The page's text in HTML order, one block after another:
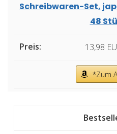
Schreibwaren-Set,
48
13,98
*Zum